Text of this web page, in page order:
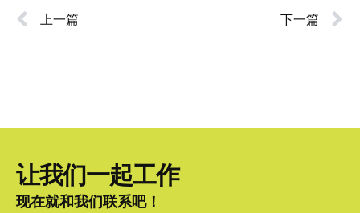
上一篇 下一篇
让我们一起工作
现在就和我们联系吧！